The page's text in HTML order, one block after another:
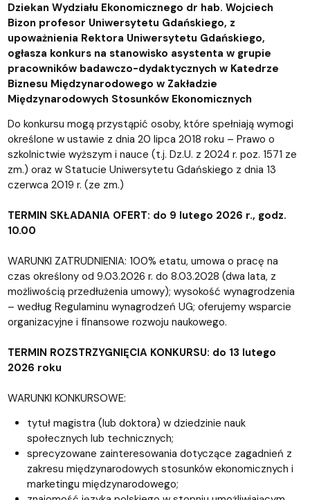
Dziekan Wydziału Ekonomicznego dr hab. Wojciech
Bizon profesor Uniwersytetu Gdańskiego, z
upoważnienia Rektora Uniwersytetu Gdańskiego,
ogłasza konkurs na stanowisko asystenta w grupie
pracowników badawczo-dydaktycznych w Katedrze
Biznesu Międzynarodowego w Zakładzie
Międzynarodowych Stosunków Ekonomicznych
Do konkursu mogą przystąpić osoby, które spełniają wymogi
określone w ustawie z dnia 20 lipca 2018 roku – Prawo o
szkolnictwie wyższym i nauce (t.j. Dz.U. z 2024 r. poz. 1571 ze
zm.) oraz w Statucie Uniwersytetu Gdańskiego z dnia 13
czerwca 2019 r. (ze zm.)
TERMIN SKŁADANIA OFERT: do 9 lutego 2026 r., godz.
10.00
WARUNKI ZATRUDNIENIA: 100% etatu, umowa o pracę na
czas określony od 9.03.2026 r. do 8.03.2028 (dwa lata, z
możliwością przedłużenia umowy); wysokość wynagrodzenia
– według Regulaminu wynagrodzeń UG; oferujemy wsparcie
organizacyjne i finansowe rozwoju naukowego.
TERMIN ROZSTRZYGNIĘCIA KONKURSU: do 13 lutego
2026 roku
WARUNKI KONKURSOWE:
tytuł magistra (lub doktora) w dziedzinie nauk
społecznych lub technicznych;
sprecyzowane zainteresowania dotyczące zagadnień z
zakresu międzynarodowych stosunków ekonomicznych i
marketingu międzynarodowego;